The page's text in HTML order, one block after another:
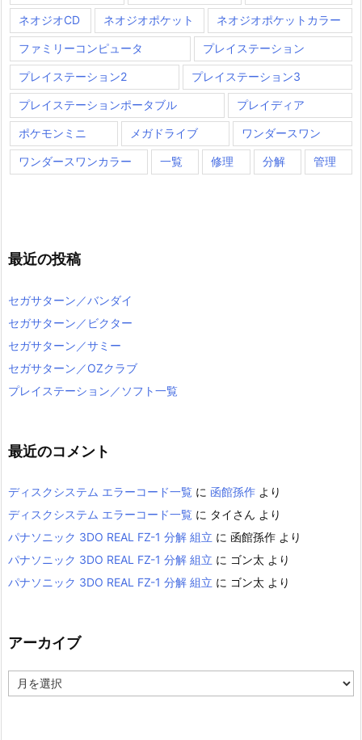
ネオジオCD ネオジオポケット ネオジオポケットカラー
ファミリーコンピュータ プレイステーション
プレイステーション2 プレイステーション3
プレイステーションポータブル プレイディア
ポケモンミニ メガドライブ ワンダースワン
ワンダースワンカラー 一覧 修理 分解 管理
最近の投稿
セガサターン／バンダイ
セガサターン／ビクター
セガサターン／サミー
セガサターン／OZクラブ
プレイステーション／ソフト一覧
最近のコメント
ディスクシステム エラーコード一覧 に 函館孫作 より
ディスクシステム エラーコード一覧 に タイさん より
パナソニック 3DO REAL FZ-1 分解 組立 に 函館孫作 より
パナソニック 3DO REAL FZ-1 分解 組立 に ゴン太 より
パナソニック 3DO REAL FZ-1 分解 組立 に ゴン太 より
アーカイブ
ー